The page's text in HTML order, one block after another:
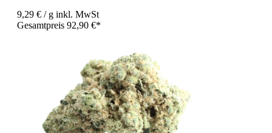
9,29 € / g inkl. MwSt
Gesamtpreis 92,90 €*